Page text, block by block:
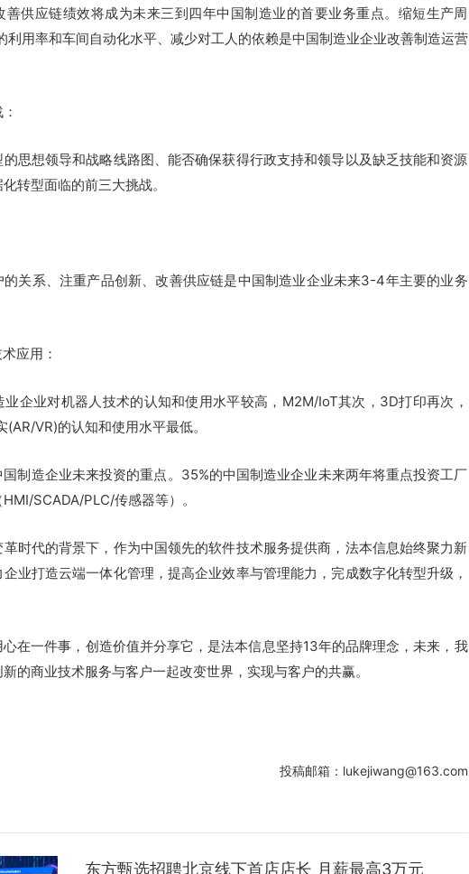
善供应链绩效将成为未来三到四年中国制造业的首要业务重点。缩短生产周
利用率和车间自动化水平、减少对工人的依赖是中国制造业企业改善制造运营
想领导和战略线路图、能否确保获得行政支持和领导以及缺乏技能和资源
转型面临的前三大挑战。
系、注重产品创新、改善供应链是中国制造业企业未来3-4年主要的业务
应用：
业对机器人技术的认知和使用水平较高，M2M/IoT其次，3D打印再次，
VR)的认知和使用水平最低。
造企业未来投资的重点。35%的中国制造业企业未来两年将重点投资工厂
SCADA/PLC/传感器等）。
代的背景下，作为中国领先的软件技术服务提供商，法本信息始终聚力新
业打造云端一体化管理，提高企业效率与管理能力，完成数字化转型升级，
一件事，创造价值并分享它，是法本信息坚持13年的品牌理念，未来，我
的商业技术服务与客户一起改变世界，实现与客户的共赢。
投稿邮箱：lukejiwang@163.com
东方甄选招聘北京线下首店店长 月薪最高3万元